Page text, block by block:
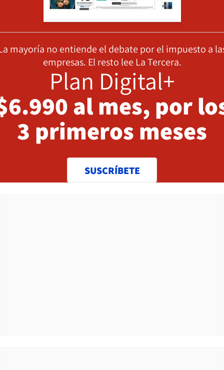
mayoría no entiende el debate por el impuesto a
empresas. El resto lee La Tercera.
Plan Digital+
al mes, por
3 primeros meses
SUSCRÍBETE